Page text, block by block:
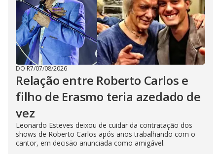
DO R7/07/08/2026
Relação entre Roberto Carlos e
filho de Erasmo teria azedado de
vez
Leonardo Esteves deixou de cuidar da contratação dos
shows de Roberto Carlos após anos trabalhando com o
cantor, em decisão anunciada como amigável.